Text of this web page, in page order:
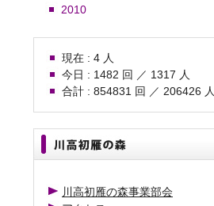
2010
現在 : 4 人
今日 : 1482 回 ／ 1317 人
合計 : 854831 回 ／ 206426 人
川高初雁の森事業部会